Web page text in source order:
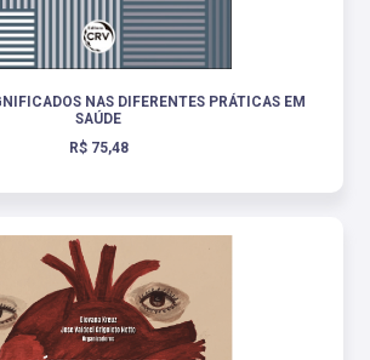
NAS DIFERENTES PRÁTICAS EM
SAÚDE
R$ 75,48